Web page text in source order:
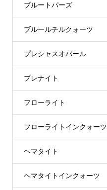
ブルートパーズ
ブルールチルクォーツ
プレシャスオパール
プレナイト
フローライト
フローライトインクォーツ
ヘマタイト
ヘマタイトインクォーツ